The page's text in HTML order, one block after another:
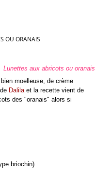
OU ORANAIS
Lunettes aux abricots ou oranais
moelleuse, de crème
Dalila et la recette vient de
des "oranais" alors si
briochin)